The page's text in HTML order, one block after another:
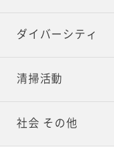
ダイバーシティ
清掃活動
社会 その他